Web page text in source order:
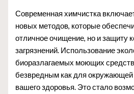
Современная химчистка
новых методов, которые
отличное очищение, но и защиту
загрязнений. Использование
биоразлагаемых моющих
безвредным как для окружающей
вашего здоровья. Это стало